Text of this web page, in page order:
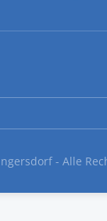
- Alle